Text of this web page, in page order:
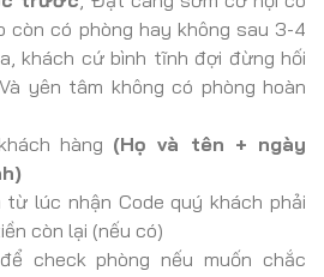
còn có phòng hay không sau 3-4
khách cứ bình tĩnh đợi đừng hối
yên tâm không có phòng hoàn
hàng (Họ và tên + ngày
từ lúc nhận Code quý khách phải
còn lại (nếu có)
để check phòng nếu muốn chắc